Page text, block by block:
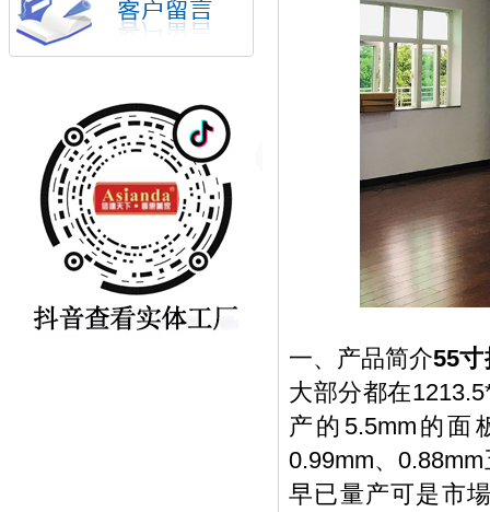
一、产品简介55寸
大部分都在
产的5.5mm的面
0.99mm、
早已量产可是市